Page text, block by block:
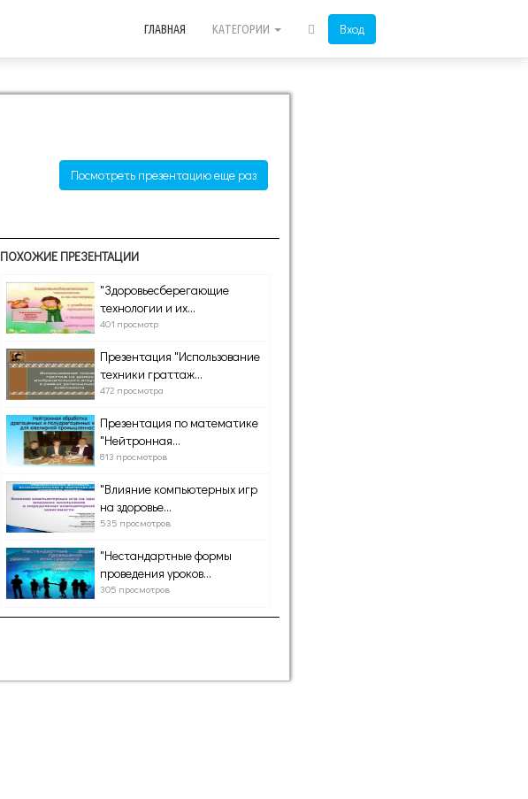
Вход
ГЛАВНАЯ КАТЕГОРИИ
Посмотреть презентацию еще раз
ПОХОЖИЕ ПРЕЗЕНТАЦИИ
"Здоровьесберегающие
технологии и их...
401 просмотр
Презентация "Использование
техники граттаж...
472 просмотра
Презентация по математике
"Нейтронная...
813 просмотров
"Влияние компьютерных игр
на здоровье...
535 просмотров
"Нестандартные формы
проведения уроков...
305 просмотров